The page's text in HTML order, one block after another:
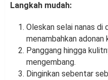
Langkah mudah:
Oleskan selai nanas di
menambahkan adonan
Panggang hingga
mengembang.
Dinginkan sebentar